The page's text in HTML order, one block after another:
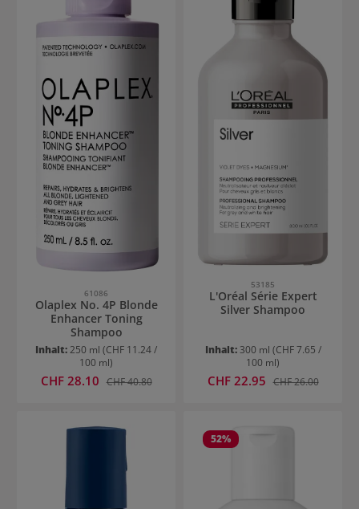
61086
Olaplex No. 4P Blonde
Enhancer Toning
Shampoo
Inhalt:250 ml (CHF 11.24 /
100 ml)
Verkaufspreis:
CHF 28.10 Regulärer Preis:
CHF 40.80
53185
L'Oréal Série Expert
Silver Shampoo
Inhalt: 300 ml (CHF 7.65 /
100 ml)
Verkaufspreis:
CHF 22.95 Regulärer Preis:
CHF 26.00
52%